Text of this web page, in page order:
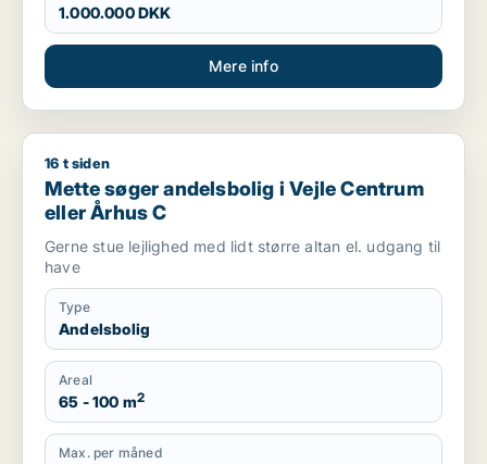
1.000.000 DKK
Mere info
Mette søger andelsbolig i Vejle Centrum eller Århus C
16 t siden
Mette søger andelsbolig i Vejle Centrum
eller Århus C
Gerne stue lejlighed med lidt større altan el. udgang til
have
Type
Andelsbolig
Areal
65 - 100 m2
Max. per måned